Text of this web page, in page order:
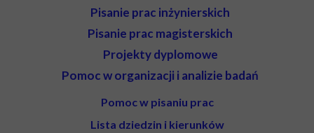
Pisanie prac inżynierskich
Pisanie prac magisterskich
Projekty dyplomowe
Pomoc w organizacji i analizie badań
Pomoc w pisaniu prac
Lista dziedzin i kierunków